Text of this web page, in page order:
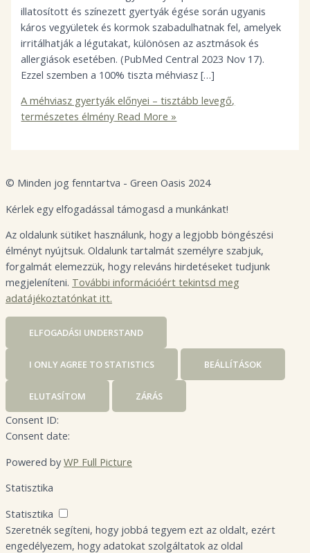
illatosított és színezett gyertyák égése során ugyanis
káros vegyületek és kormok szabadulhatnak fel, amelyek
irritálhatják a légutakat, különösen az asztmások és
allergiások esetében. (PubMed Central 2023 Nov 17).
Ezzel szemben a 100% tiszta méhviasz […]
A méhviasz gyertyák előnyei – tisztább levegő,
természetes élmény Read More »
© Minden jog fenntartva - Green Oasis 2024
Kérlek egy elfogadással támogasd a munkánkat!
Az oldalunk sütiket használunk, hogy a legjobb böngészési
élményt nyújtsuk. Oldalunk tartalmát személyre szabjuk,
forgalmát elemezzük, hogy releváns hirdetéseket tudjunk
megjeleníteni. További információért tekintsd meg
adatájékoztatónkat itt.
ELFOGADÁSI UNDERSTAND
I ONLY AGREE TO STATISTICS BEÁLLÍTÁSOK
ELUTASÍTOM ZÁRÁS
Consent ID:
Consent date:
Powered by WP Full Picture
Statisztika
Statisztika
Szeretnék segíteni, hogy jobbá tegyem ezt az oldalt, ezért
engedélyezem, hogy adatokat szolgáltatok az oldal